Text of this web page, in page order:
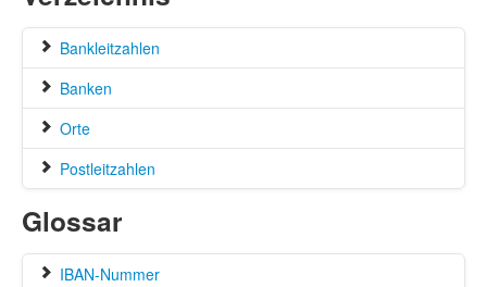
Bankleitzahlen
Banken
Orte
Postleitzahlen
Glossar
IBAN-Nummer